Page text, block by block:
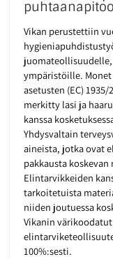
Vikan perustettiin
ympäristöille.
asetusten (EC)
merkitty lasi ja
kanssa
Yhdysvaltain
aineista, jotka ovat
pakkausta koskevan
Elintarvikkeiden
tarkoitetuista
niiden joutuessa
Vikanin
100%:sesti.